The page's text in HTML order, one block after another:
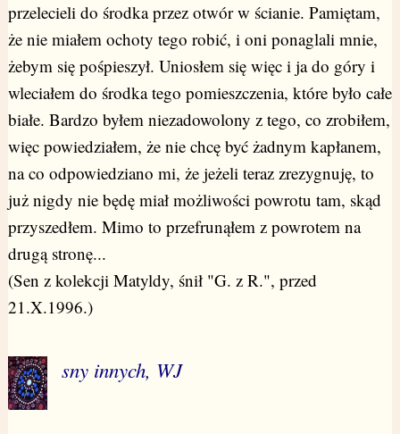
przelecieli do środka przez otwór w ścianie. Pamiętam,
że nie miałem ochoty tego robić, i oni ponaglali mnie,
żebym się pośpieszył. Uniosłem się więc i ja do góry i
wleciałem do środka tego pomieszczenia, które było całe
białe. Bardzo byłem niezadowolony z tego, co zrobiłem,
więc powiedziałem, że nie chcę być żadnym kapłanem,
na co odpowiedziano mi, że jeżeli teraz zrezygnuję, to
już nigdy nie będę miał możliwości powrotu tam, skąd
przyszedłem. Mimo to przefrunąłem z powrotem na
drugą stronę...
(Sen z kolekcji Matyldy, śnił "G. z R.", przed
21.X.1996.)
sny innych, WJ